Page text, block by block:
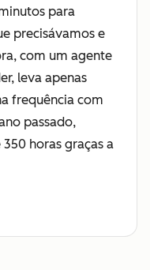
para
precisávamos e
com um agente
leva apenas
frequência com
passado,
horas graças a